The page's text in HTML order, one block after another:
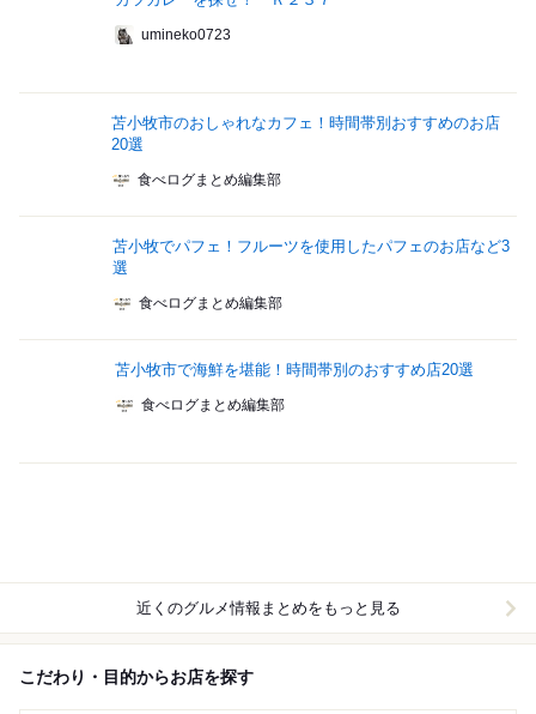
umineko0723
苫小牧市のおしゃれなカフェ！時間帯別おすすめのお店
20選
食べログまとめ編集部
苫小牧でパフェ！フルーツを使用したパフェのお店など3
選
食べログまとめ編集部
苫小牧市で海鮮を堪能！時間帯別のおすすめ店20選
食べログまとめ編集部
近くのグルメ情報まとめをもっと見る
こだわり・目的からお店を探す